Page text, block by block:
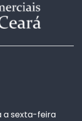
a sexta-feira